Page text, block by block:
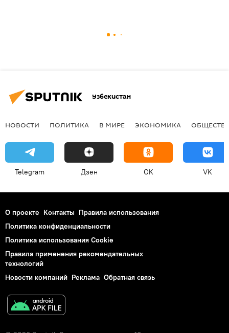
Узбекистан
НОВОСТИ ПОЛИТИКА В МИРЕ ЭКОНОМИКА
Telegram Дзен OK VK
О проекте Контакты Правила использования
Политика конфиденциальности
Политика использования Cookie
Правила применения рекомендательных
технологий
Новости компаний Реклама Обратная связь